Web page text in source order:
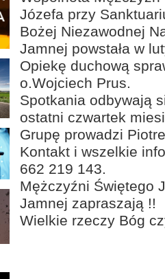
Józefa przy
Bożej Niezawodnej
Jamnej powstała w
Opiekę duchową
o.Wojciech Prus.
Spotkania odbywają
ostatni czwartek
Grupę prowadzi
Kontakt i wszelkie
662 219 143.
Mężczyźni Świętego
Jamnej zapraszają !!
Wielkie rzeczy Bóg